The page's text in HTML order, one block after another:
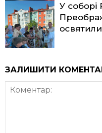
У соборі
ЗАЛИШИТИ